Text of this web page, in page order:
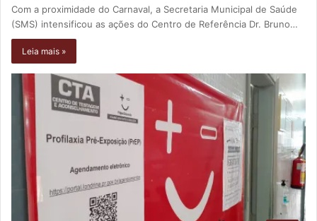
Com a proximidade do Carnaval, a Secretaria Municipal de Saúde
(SMS) intensificou as ações do Centro de Referência Dr. Bruno…
Leia mais »